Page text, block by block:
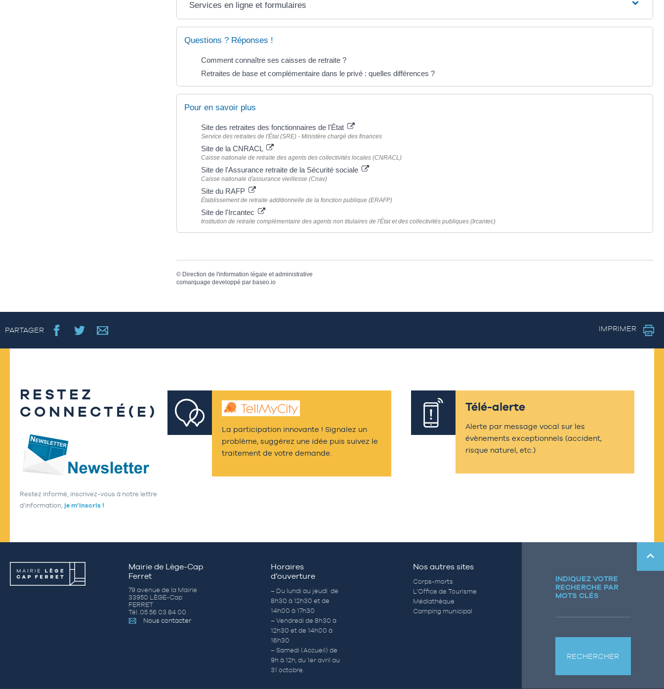
Services en ligne et formulaires
Questions ? Réponses !
Comment connaître ses caisses de retraite ?
Retraites de base et complémentaire dans le privé : quelles différences ?
Pour en savoir plus
Site des retraites des fonctionnaires de l'État
Service des retraites de l'État (SRE) - Ministère chargé des finances
Site de la CNRACL
Caisse nationale de retraite des agents des collectivités locales (CNRACL)
Site de l'Assurance retraite de la Sécurité sociale
Caisse nationale d'assurance vieillesse (Cnav)
Site du RAFP
Établissement de retraite additionnelle de la fonction publique (ERAFP)
Site de l'Ircantec
Institution de retraite complémentaire des agents non titulaires de l'État et des collectivités publiques (Ircantec)
© Direction de l'information légale et administrative
comarquage developpé par baseo.io
PARTAGER IMPRIMER
RESTEZ
CONNECTÉ(E)
Restez informé, inscrivez-vous à notre lettre
d’information, je m’inscris !
La participation innovante ! Signalez un
problème, suggérez une idée puis suivez le
traitement de votre demande.
Télé-alerte
Alerte par message vocal sur les
évènements exceptionnels (accident,
risque naturel, etc.)
Mairie de Lège-Cap
Ferret
79 avenue de la Mairie
33950 LÈGE-Cap
FERRET
Tél. 05 56 03 84 00
Nous contacter
Horaires
d’ouverture
– Du lundi au jeudi de
8h30 à 12h30 et de
14h00 à 17h30
– Vendredi de 8h30 à
12h30 et de 14h00 à
16h30
– Samedi (Accueil) de
9h à 12h, du 1er avril au
31 octobre.
Nos autres sites
Corps-morts
L’Office de Tourisme
Médiathèque
Camping municipal
INDIQUEZ VOTRE
RECHERCHE PAR
MOTS CLÉS
RECHERCHER